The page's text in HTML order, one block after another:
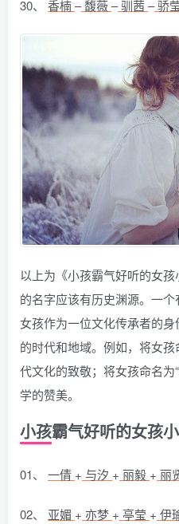
30、 香楠–馥薇–驯茜 –骄
以上为《小孩霸气好听的女
的名字应该有历史渊源。一
女孩作为一位文化传承者的
的时代和地域。例如，将女
代文化的致敬；将女孩命名为
学的赞美。
小孩霸气好听的女孩
01、 一倩 + 与汐 + 丽毅 + 丽
02、 亚媚 + 亦梦 + 亭莹 + 伊